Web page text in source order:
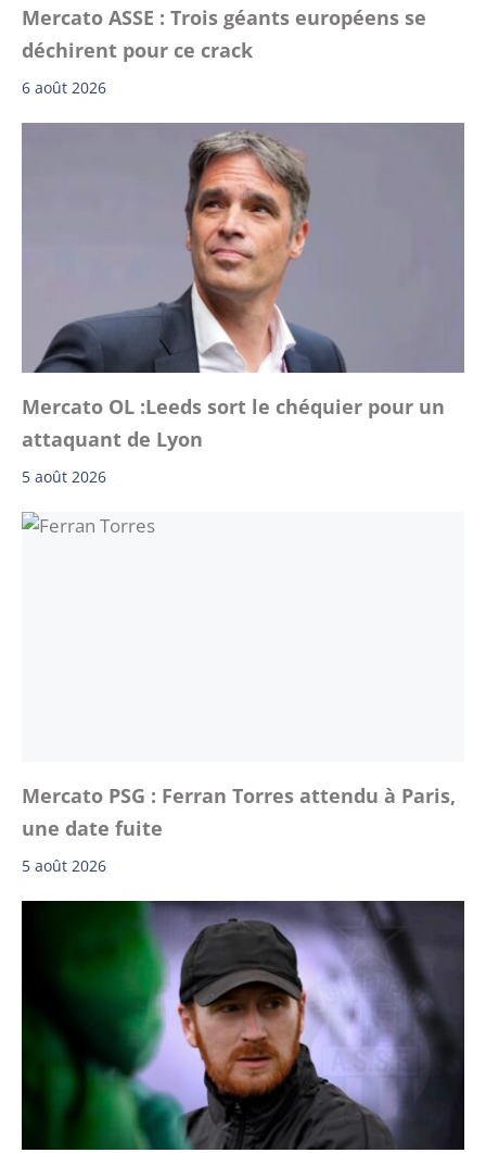
Mercato ASSE : Trois géants européens se
déchirent pour ce crack
6 août 2026
Mercato OL :Leeds sort le chéquier pour un
attaquant de Lyon
5 août 2026
Mercato PSG : Ferran Torres attendu à Paris,
une date fuite
5 août 2026